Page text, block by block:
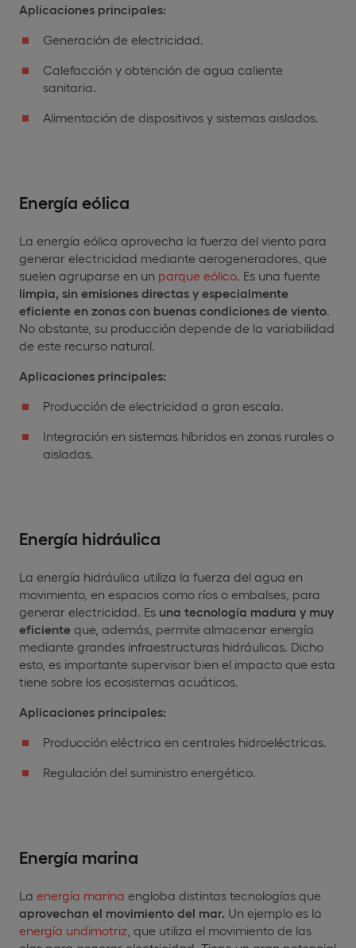
Aplicaciones principales:
Generación de electricidad.
Calefacción y obtención de agua caliente
sanitaria.
Alimentación de dispositivos y sistemas aislados.
Energía eólica
La energía eólica aprovecha la fuerza del viento para
generar electricidad mediante aerogeneradores, que
suelen agruparse en un parque eólico . Es una fuente
limpia, sin emisiones directas y especialmente
eficiente en zonas con buenas condiciones de viento
No obstante, su producción depende de la variabilidad
de este recurso natural.
Aplicaciones principales:
Producción de electricidad a gran escala.
Integración en sistemas híbridos en zonas rurales o
aisladas.
Energía hidráulica
La energía hidráulica utiliza la fuerza del agua en
movimiento, en espacios como ríos o embalses, para
generar electricidad. Es una tecnología madura y muy
eficiente que, además, permite almacenar energía
mediante grandes infraestructuras hidráulicas. Dicho
esto, es importante supervisar bien el impacto que esta
tiene sobre los ecosistemas acuáticos.
Aplicaciones principales:
Producción eléctrica en centrales hidroeléctricas.
Regulación del suministro energético.
Energía marina
La energía marina engloba distintas tecnologías que
aprovechan el movimiento del mar. Un ejemplo es la
energía undimotriz , que utiliza el movimiento de las